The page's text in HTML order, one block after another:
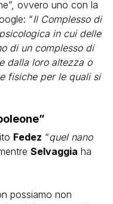
ovvero uno con la
“Il Complesso di
in cui delle
di un complesso di
dalla loro altezza o
fisiche per le quali si
Fedez “quel nano
Selvaggia ha
possiamo non